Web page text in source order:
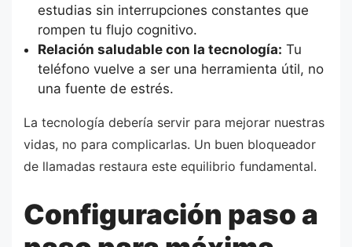
estudias sin interrupciones constantes que
rompen tu flujo cognitivo.
Relación saludable con la tecnología: Tu
teléfono vuelve a ser una herramienta útil, no
una fuente de estrés.
La tecnología debería servir para mejorar nuestras
vidas, no para complicarlas. Un buen bloqueador
de llamadas restaura este equilibrio fundamental.
Configuración paso a